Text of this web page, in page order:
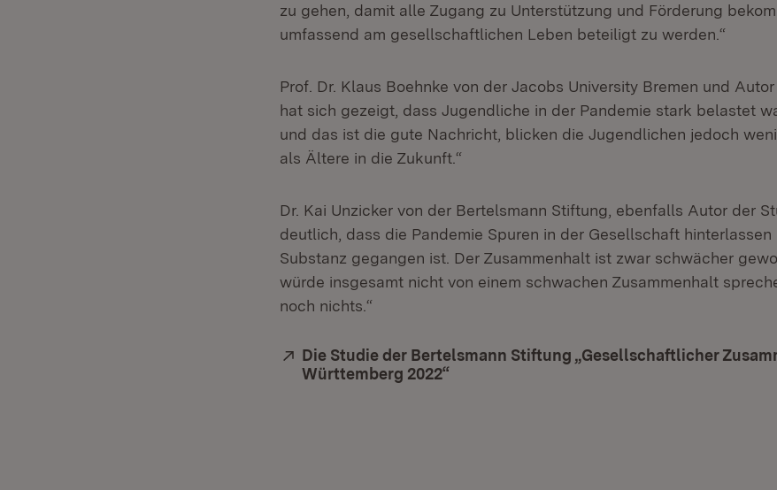
zu gehen, damit alle Zugang zu Unterstützung und Förderung
umfassend am gesellschaftlichen Leben beteiligt zu werden.“
Prof. Dr. Klaus Boehnke von der Jacobs University Bremen und Autor
hat sich gezeigt, dass Jugendliche in der Pandemie stark belastet
und das ist die gute Nachricht, blicken die Jugendlichen jedoch
als Ältere in die Zukunft.“
Dr. Kai Unzicker von der Bertelsmann Stiftung, ebenfalls Autor der
deutlich, dass die Pandemie Spuren in der Gesellschaft hinterlassen
Substanz gegangen ist. Der Zusammenhalt ist zwar schwächer
würde insgesamt nicht von einem schwachen Zusammenhalt
noch nichts.“
Extern:
Die Studie der Bertelsmann Stiftung „Gesellschaftlicher
Württemberg 2022“